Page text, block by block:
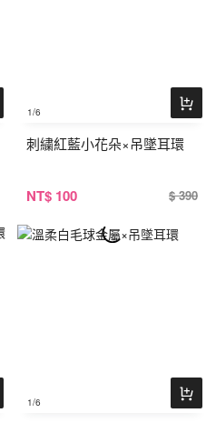
1/6
刺繍紅藍小花朵×吊墜耳環
NT$ 100 $ 390
1/6